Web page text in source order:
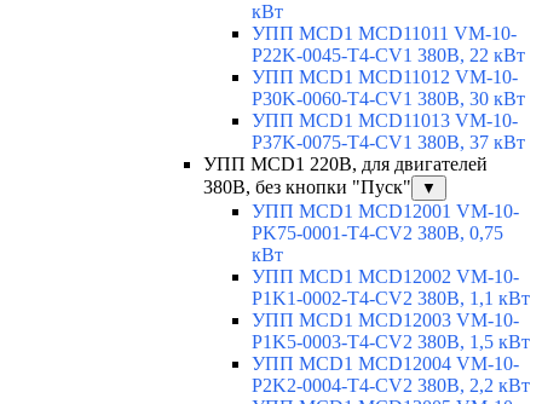
кВт
УПП MCD1 MCD11011 VM-10-
P22K-0045-T4-CV1 380В, 22 кВт
УПП MCD1 MCD11012 VM-10-
P30K-0060-T4-CV1 380В, 30 кВт
УПП MCD1 MCD11013 VM-10-
P37K-0075-T4-CV1 380В, 37 кВт
УПП MCD1 220В, для двигателей
380В, без кнопки "Пуск"
▼
УПП MCD1 MCD12001 VM-10-
PK75-0001-T4-CV2 380В, 0,75
кВт
УПП MCD1 MCD12002 VM-10-
P1K1-0002-T4-CV2 380В, 1,1 кВт
УПП MCD1 MCD12003 VM-10-
P1K5-0003-T4-CV2 380В, 1,5 кВт
УПП MCD1 MCD12004 VM-10-
P2K2-0004-T4-CV2 380В, 2,2 кВт